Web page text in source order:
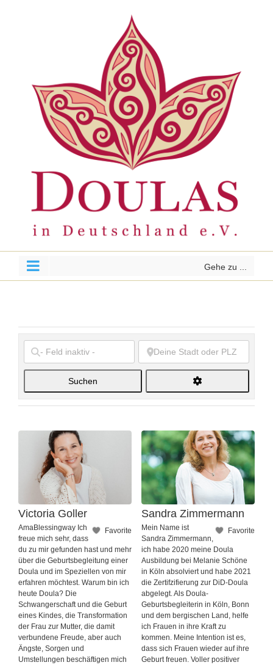
Gehe zu ...
Suchen
Victoria Goller
Favorite
AmaBlessingway Ich
freue mich sehr, dass
du zu mir gefunden hast und mehr
über die Geburtsbegleitung einer
Doula und im Speziellen von mir
erfahren möchtest. Warum bin ich
heute Doula? Die
Schwangerschaft und die Geburt
eines Kindes, die Transformation
der Frau zur Mutter, die damit
verbundene Freude, aber auch
Ängste, Sorgen und
Umstellungen beschäftigen mich
Sandra Zimmermann
Favorite
Mein Name ist
Sandra Zimmermann,
ich habe 2020 meine Doula
Ausbildung bei Melanie Schöne
in Köln absolviert und habe 2021
die Zertifzifierung zur DiD-Doula
abgelegt. Als Doula-
Geburtsbegleiterin in Köln, Bonn
und dem bergischen Land, helfe
ich Frauen in ihre Kraft zu
kommen. Meine Intention ist es,
dass sich Frauen wieder auf ihre
Geburt freuen. Voller positiver